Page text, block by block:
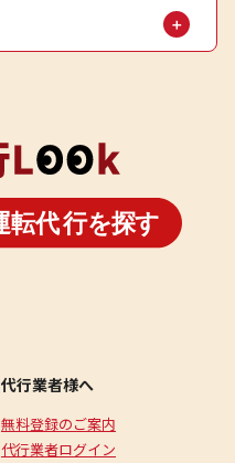
＋
代行業者様へ
無料登録のご案内
代行業者ログイン